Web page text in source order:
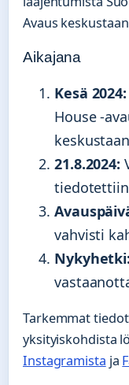
Avaus
Aikajana
Kesä 2024:
House -
keskustaan
21.8.2024:
vahvisti
Nykyhetki:
Tarkemmat
yksityiskohdista
Instagramista ja